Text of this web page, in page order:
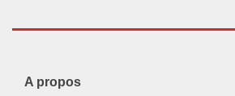
A propos